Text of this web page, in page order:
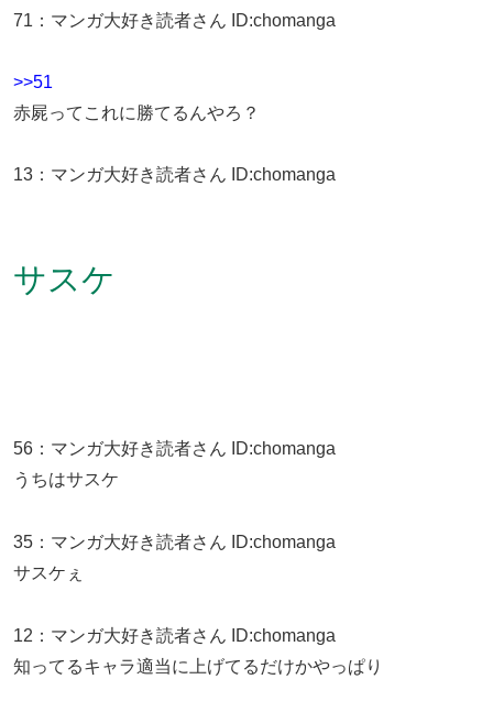
71 ： マンガ大好き読者さん ID:chomanga
>>51
赤屍ってこれに勝てるんやろ？
13 ： マンガ大好き読者さん ID:chomanga
サスケ
56 ： マンガ大好き読者さん ID:chomanga
うちはサスケ
35 ： マンガ大好き読者さん ID:chomanga
サスケぇ
12 ： マンガ大好き読者さん ID:chomanga
知ってるキャラ適当に上げてるだけかやっぱり